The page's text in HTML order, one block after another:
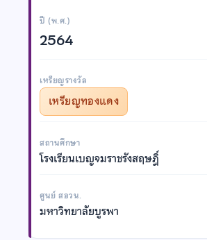
ปี (พ.ศ.)
2564
เหรียญรางวัล
เหรียญทองแดง
สถานศึกษา
โรงเรียนเบญจมราชรังสฤษฎิ์
ศูนย์ สอวน.
มหาวิทยาลัยบูรพา